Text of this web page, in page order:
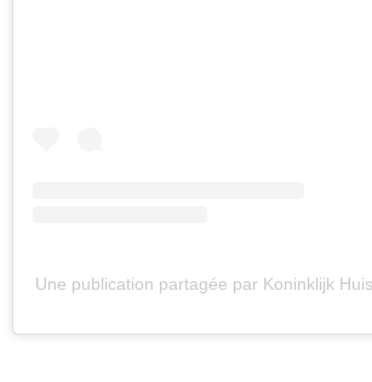
Une publication partagée par Koninklijk